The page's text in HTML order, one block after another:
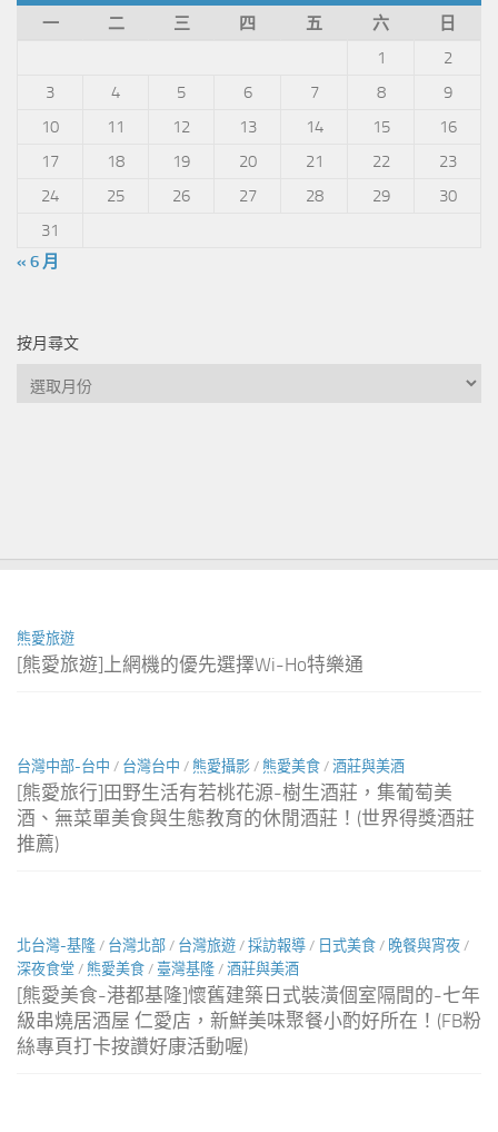
一
二 三 四 五 六
日
1
2
3
4 5 6 7 8
9
10
11 12 13 14 15
16
17
18 19 20 21 22
23
24
25 26 27 28 29
30
31
« 6 月
按月尋文
按
熊愛旅遊
[熊愛旅遊]上網機的優先選擇Wi-Ho特樂通
台灣中部-台中 / 台灣台中 / 熊愛攝影 / 熊愛美食 / 酒莊與美酒
[熊愛旅行]田野生活有若桃花源-樹生酒莊，集葡萄美
酒、無菜單美食與生態教育的休閒酒莊！(世界得獎酒莊
推薦)
北台灣-基隆 / 台灣北部 / 台灣旅遊 / 採訪報導 / 日式美食 / 晚餐與宵夜 /
深夜食堂 / 熊愛美食 / 臺灣基隆 / 酒莊與美酒
[熊愛美食-港都基隆]懷舊建築日式裝潢個室隔間的-七年
級串燒居酒屋 仁愛店，新鮮美味聚餐小酌好所在！(FB粉
絲專頁打卡按讚好康活動喔)